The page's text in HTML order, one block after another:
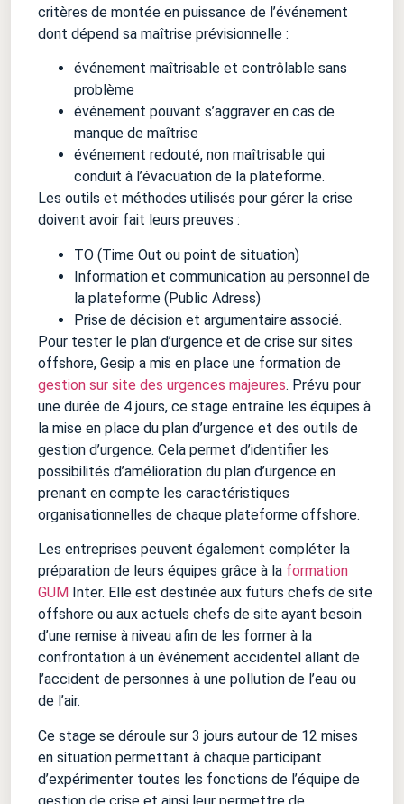
critères de montée en puissance de l’événement
dont dépend sa maîtrise prévisionnelle :
événement maîtrisable et contrôlable sans
problème
événement pouvant s’aggraver en cas de
manque de maîtrise
événement redouté, non maîtrisable qui
conduit à l’évacuation de la plateforme.
Les outils et méthodes utilisés pour gérer la crise
doivent avoir fait leurs preuves :
TO (Time Out ou point de situation)
Information et communication au personnel de
la plateforme (Public Adress)
Prise de décision et argumentaire associé.
Pour tester le plan d’urgence et de crise sur sites
offshore, Gesip a mis en place une formation de
gestion sur site des urgences majeures. Prévu pour
une durée de 4 jours, ce stage entraîne les équipes à
la mise en place du plan d’urgence et des outils de
gestion d’urgence. Cela permet d’identifier les
possibilités d’amélioration du plan d’urgence en
prenant en compte les caractéristiques
organisationnelles de chaque plateforme offshore.
Les entreprises peuvent également compléter la
préparation de leurs équipes grâce à la formation
GUM Inter. Elle est destinée aux futurs chefs de site
offshore ou aux actuels chefs de site ayant besoin
d’une remise à niveau afin de les former à la
confrontation à un événement accidentel allant de
l’accident de personnes à une pollution de l’eau ou
de l’air.
Ce stage se déroule sur 3 jours autour de 12 mises
en situation permettant à chaque participant
d’expérimenter toutes les fonctions de l’équipe de
gestion de crise et ainsi leur permettre de